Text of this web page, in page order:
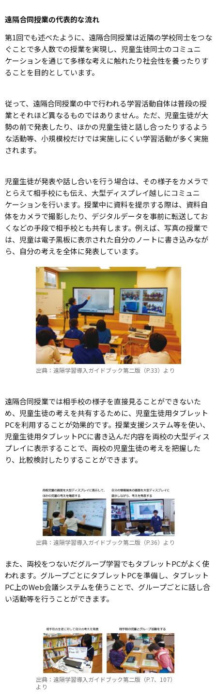
遠隔合同授業の代表的な流れ
出典：遠隔学習導入ガイドブック第二版（P.33）より
第1回でも述べたように、遠隔合同授業は近隣の学校同士をつな
ぐことで多人数での授業を実現し、児童生徒同士のコミュニ
ケーションを通じて多様な考えに触れたり社会性を養ったりす
ることを目的としています。
従って、遠隔合同授業の中で行われる学習活動自体は普段の授
業とそれほど異なるものではありません。ただ、児童生徒が大
勢の前で発表したり、ほかの児童生徒と話し合ったりするよう
な活動等、小規模校だけでは実施しにくい学習活動が多く実施
されます。
児童生徒が発表や話し合いを行う場合は、その様子をカメラで
とらえて相手校にも伝え、大型ディスプレイ越しにコミュニ
ケーションを行います。授業中に資料を提示する際は、資料自
体をカメラで撮影したり、デジタルデータを事前に転送してお
くなどの手段で相手校とも共有します。例えば、写真の授業で
は、児童は電子黒板に表示された自分のノートに書き込みなが
ら、自分の考えを全体に発表しています。
遠隔合同授業では相手校の様子を直接見ることができないた
め、児童生徒の考えを共有するために、児童生徒用タブレット
PCを利用することが効果的です。授業支援システム等を使い、
児童生徒用タブレットPCに書き込んだ内容を両校の大型ディス
プレイに表示することで、両校の児童生徒の考えを把握した
り、比較検討したりすることができます。
出典：遠隔学習導入ガイドブック第二版（P.36）より
また、両校をつないだグループ学習でもタブレットPCがよく使
われます。グループごとにタブレットPCを準備し、タブレット
PC上のWeb会議システムを使うことで、グループごとに話し合
い活動等を行うことができます。
出典：遠隔学習導入ガイドブック第二版（P.7、107）
より